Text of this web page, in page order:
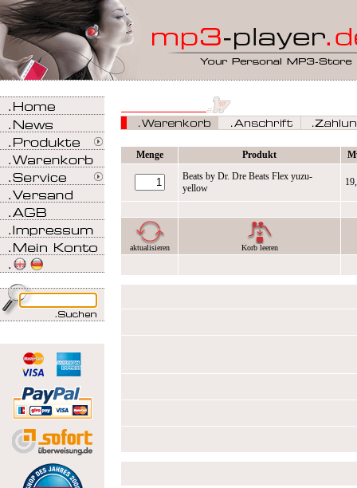
Menge Produkt
Beats by Dr. Dre Beats Flex yuzu-
yellow
aktualisieren Korb leeren